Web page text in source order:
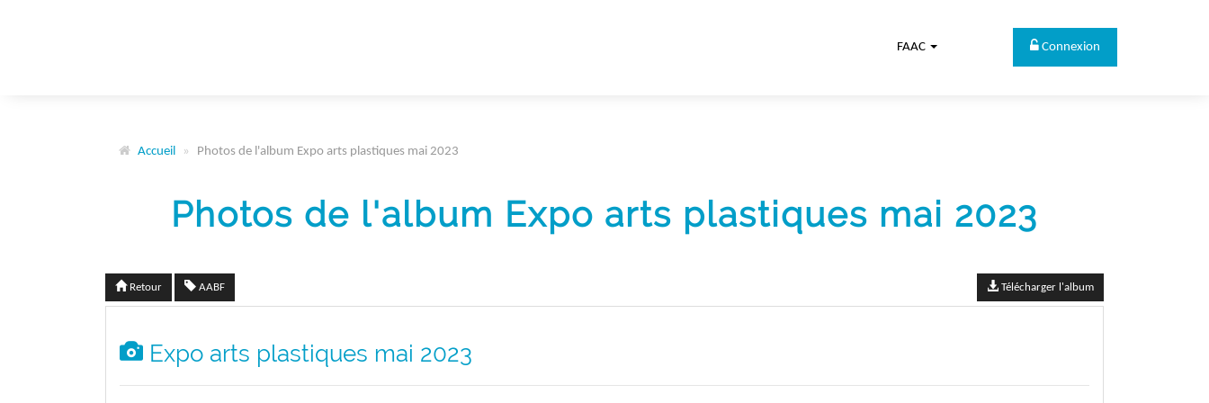
FAAC Connexion
Accueil Photos de l'album Expo arts plastiques mai 2023
Photos de l'album Expo arts plastiques mai 2023
Retour AABF Télécharger l'album
Expo arts plastiques mai 2023